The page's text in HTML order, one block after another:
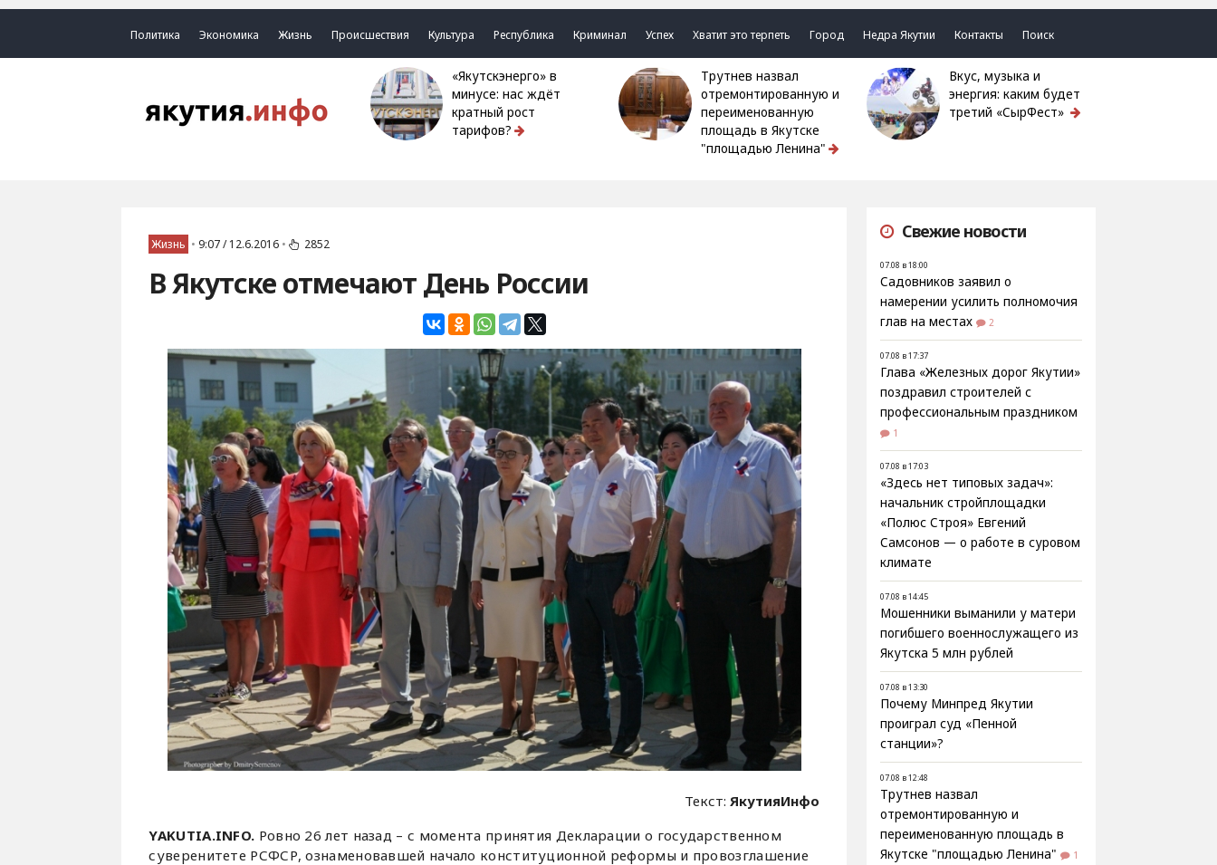
Политика Экономика Жизнь Происшествия Культура Республика Криминал Успех Хватит это терпеть Город Недра Якутии Контакты Поиск
«Якутскэнерго» в
минусе: нас ждёт
кратный рост
тарифов?
Трутнев назвал
отремонтированную и
переименованную
площадь в Якутске
"площадью Ленина"
Вкус, музыка и
энергия: каким будет
третий «СырФест»
Жизнь • 9:07 / 12.6.2016 • 2852
В Якутске отмечают День России
Текст:ЯкутияИнфо
YAKUTIA.INFO. Ровно 26 лет назад – с момента принятия Декларации о государственном
суверенитете РСФСР, ознаменовавшей начало конституционной реформы и провозглашение
Свежие новости
07.08 в 18:00
Садовников заявил о
намерении усилить полномочия
глав на местах
2
07.08 в 17:37
Глава «Железных дорог Якутии»
поздравил строителей с
профессиональным праздником
1
07.08 в 17:03
«Здесь нет типовых задач»:
начальник стройплощадки
«Полюс Строя» Евгений
Самсонов — о работе в суровом
климате
07.08 в 14:45
Мошенники выманили у матери
погибшего военнослужащего из
Якутска 5 млн рублей
07.08 в 13:30
Почему Минпред Якутии
проиграл суд «Пенной
станции»?
07.08 в 12:48
Трутнев назвал
отремонтированную и
переименованную площадь в
Якутске "площадью Ленина"
1